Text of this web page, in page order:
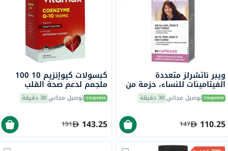
ويبر ناتشرلز متعددة
الفيتامينات للنساء، حزمة من
60 توصيل مجاني30 دقيقة
110.25
147
كبسولات كيوإنزيم 10 100
ملجمم لدعم صحة القلب
ومضادات الأكسدة حزمة من
60 كبسولة توصيل مجاني30 دقيقة
143.25
191